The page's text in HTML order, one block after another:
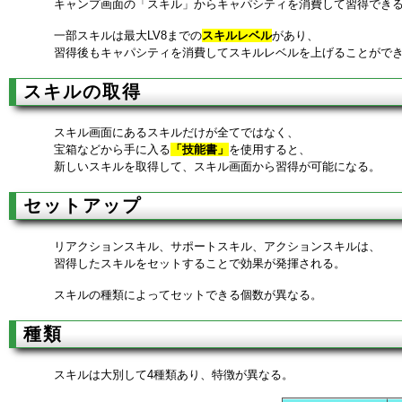
キャンプ画面の「スキル」からキャパシティを消費して習得できる
一部スキルは最大LV8までのスキルレベルがあり、
習得後もキャパシティを消費してスキルレベルを上げることができ
スキルの取得
スキル画面にあるスキルだけが全てではなく、
宝箱などから手に入る 「技能書」 を使用すると、
新しいスキルを取得して、スキル画面から習得が可能になる。
セットアップ
リアクションスキル、サポートスキル、アクションスキルは、
習得したスキルをセットすることで効果が発揮される。
スキルの種類によってセットできる個数が異なる。
種類
スキルは大別して4種類あり、特徴が異なる。